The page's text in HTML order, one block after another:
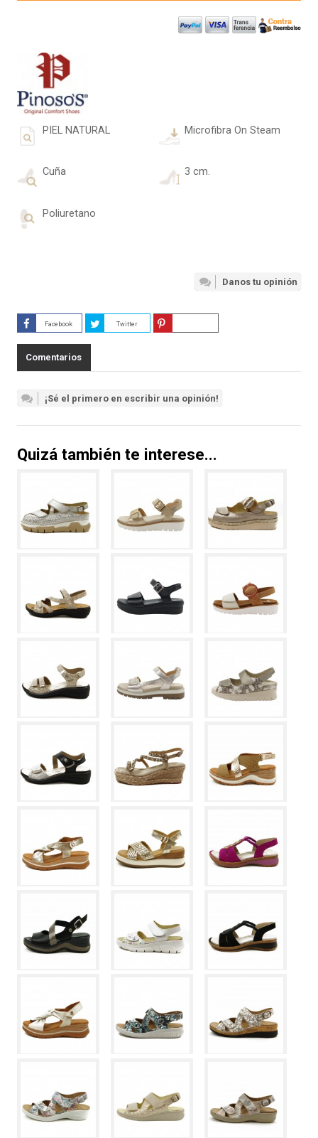
PIEL NATURAL Microfibra On Steam
Cuña 3 cm.
Poliuretano
Danos tu opinión
Facebook Twitter
Comentarios
¡Sé el primero en escribir una opinión!
Quizá también te interese...